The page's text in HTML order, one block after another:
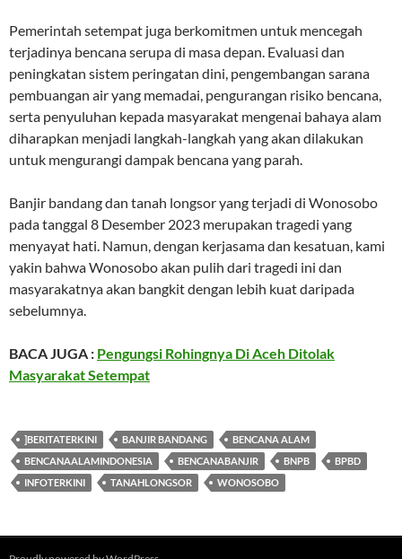
Pemerintah setempat juga berkomitmen untuk mencegah
terjadinya bencana serupa di masa depan. Evaluasi dan
peningkatan sistem peringatan dini, pengembangan sarana
pembuangan air yang memadai, pengurangan risiko bencana,
serta penyuluhan kepada masyarakat mengenai bahaya alam
diharapkan menjadi langkah-langkah yang akan dilakukan
untuk mengurangi dampak bencana yang parah.
Banjir bandang dan tanah longsor yang terjadi di Wonosobo
pada tanggal 8 Desember 2023 merupakan tragedi yang
menyayat hati. Namun, dengan kerjasama dan kesatuan, kami
yakin bahwa Wonosobo akan pulih dari tragedi ini dan
masyarakatnya akan bangkit dengan lebih kuat daripada
sebelumnya.
BACA JUGA : Pengungsi Rohingnya Di Aceh Ditolak
Masyarakat Setempat
]BERITATERKINI BANJIR BANDANG
BENCANA ALAM
BENCANAALAMINDONESIA
BENCANABANJIR BNPB
BPBD
INFOTERKINI
TANAHLONGSOR WONOSOBO